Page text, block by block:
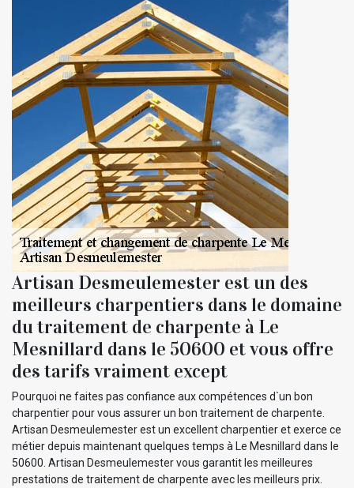
Artisan Desmeulemester est un des
meilleurs charpentiers dans le domaine
du traitement de charpente à Le
Mesnillard dans le 50600 et vous offre
des tarifs vraiment except
Pourquoi ne faites pas confiance aux compétences d`un bon
charpentier pour vous assurer un bon traitement de charpente.
Artisan Desmeulemester est un excellent charpentier et exerce ce
métier depuis maintenant quelques temps à Le Mesnillard dans le
50600. Artisan Desmeulemester vous garantit les meilleures
prestations de traitement de charpente avec les meilleurs prix.